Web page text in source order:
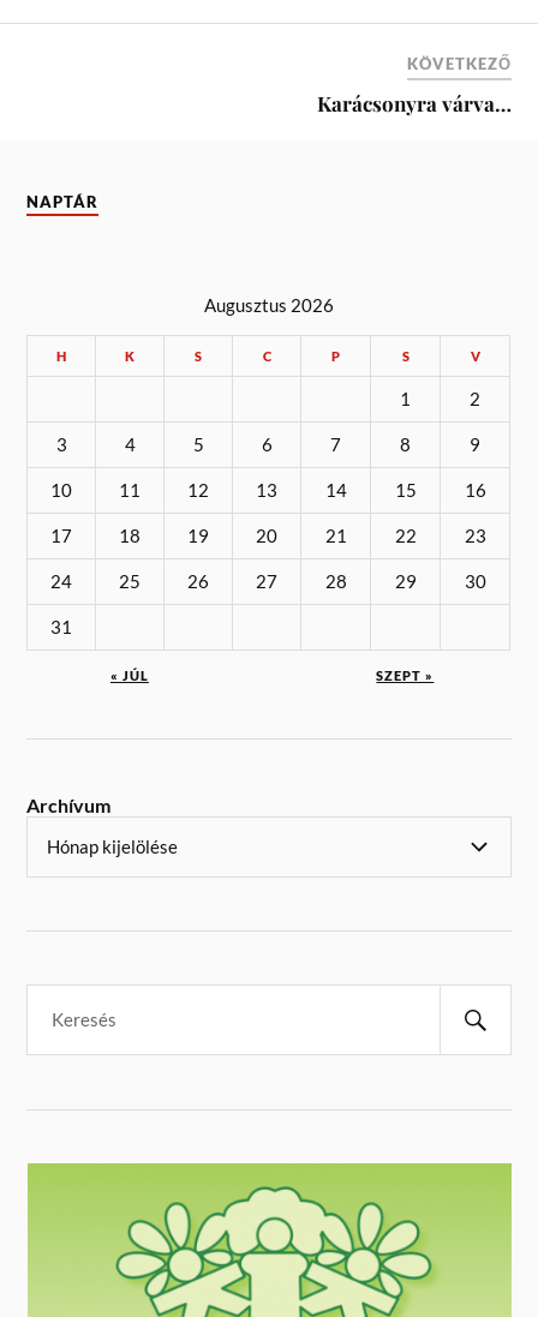
KÖVETKEZŐ
Karácsonyra várva…
NAPTÁR
Augusztus 2026
H K S C P S V
1 2
3 4 5 6 7 8 9
10 11 12 13 14 15 16
17 18 19 20 21 22 23
24 25 26 27 28 29 30
31
« JÚL SZEPT »
Archívum